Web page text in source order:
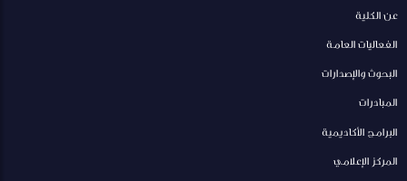
عن الكلية
الفعاليات العامة
البحوث والإصدارات
المبادرات
البرامج الأكاديمية
المركز الإعلامي